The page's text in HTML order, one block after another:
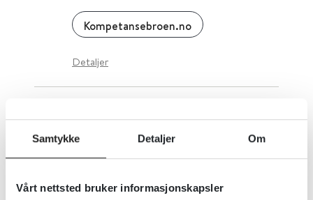
Samtykke Detaljer Om
Vårt nettsted bruker informasjonskapsler
Kompetansebroen.no
Detaljer
Folkehelserapporten